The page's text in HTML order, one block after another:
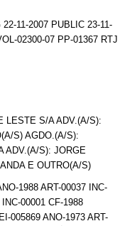
22-11-2007 PUBLIC 23-11-
02300-07 PP-01367 RTJ
LESTE S/A ADV.(A/S):
S) AGDO.(A/S):
ADV.(A/S): JORGE
E OUTRO(A/S)
1988 ART-00037 INC-
00001 CF-1988
005869 ANO-1973 ART-